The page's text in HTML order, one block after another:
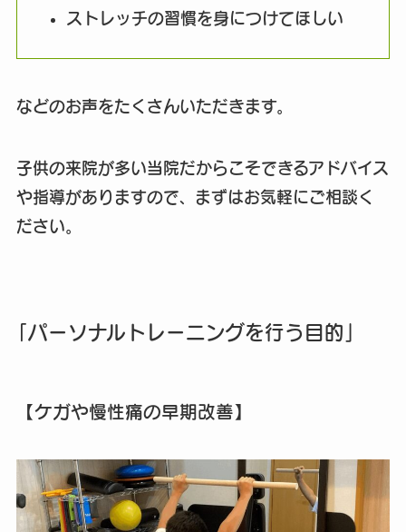
ストレッチの習慣を身につけてほしい
などのお声をたくさんいただきます。
子供の来院が多い当院だからこそできるアドバイス
や指導がありますので、まずはお気軽にご相談く
ださい。
「パーソナルトレーニングを行う目的」
【ケガや慢性痛の早期改善】